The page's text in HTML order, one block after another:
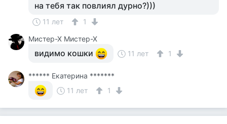
на тебя так повлиял дурно?)))
11 лет
1
Мистер-Х Мистер-Х
видимо кошки 11 лет 1
****** Екатерина *******
11 лет
1